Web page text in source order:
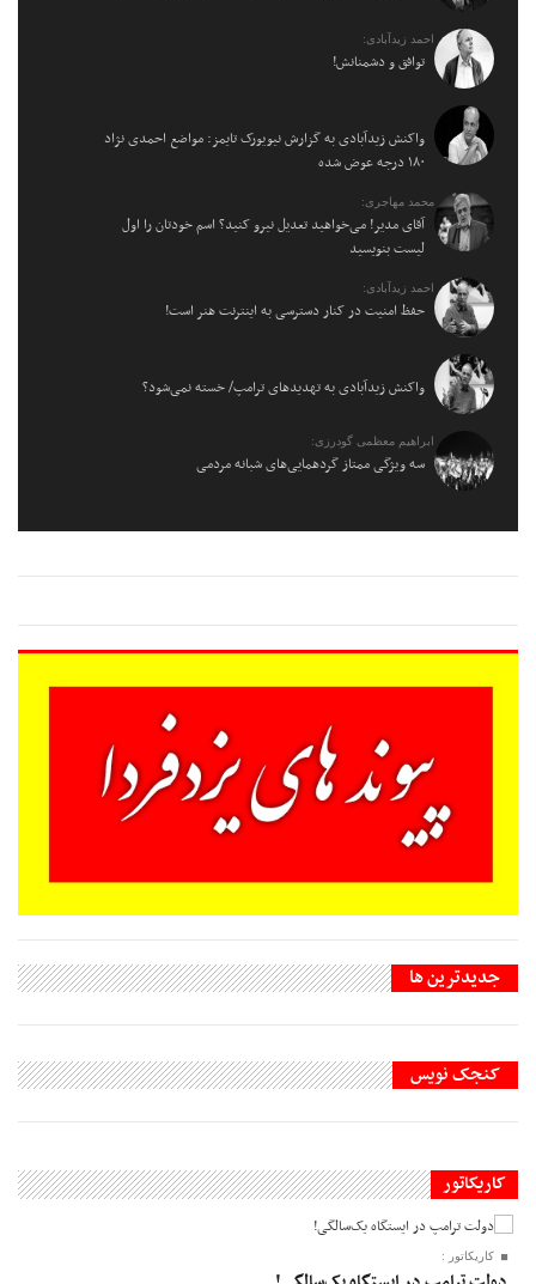
احمد زیدآبادی:
توافق و دشمنانش!
واکنش زیدآبادی به گزارش نیویورک تایمز: مواضع احمدی نژاد
۱۸۰ درجه عوض شده
محمد مهاجری:
آقای مدیر! می‌خواهید تعدیل نیرو کنید؟ اسم خودتان را اول
لیست بنویسید
احمد زیدآبادی:
حفظ امنیت در کنار دسترسی به اینترنت هنر است!
واکنش زیدآبادی به تهدیدهای ترامپ/ خسته نمی‌شود؟
ابراهیم معظمی گودرزی:
سه ویژگی ممتاز گردهمایی‌های شبانه مردمی
جديدترين ها
کنجک نویس
کاریکاتور
کاریکاتور :